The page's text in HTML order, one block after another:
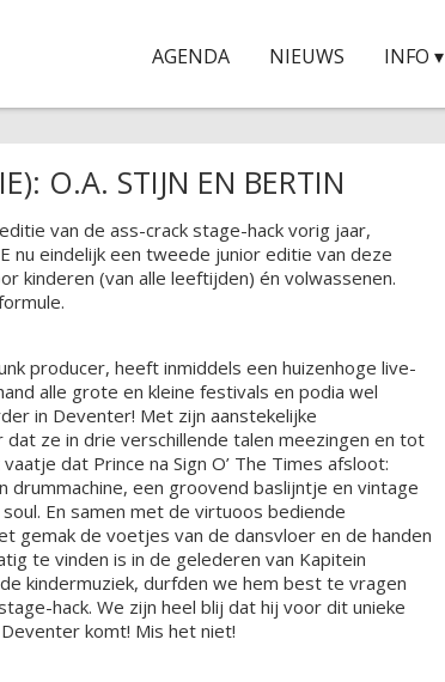
AGENDA NIEUWS INFO ▾
O.A. STIJN EN BERTIN
van de ass-crack stage-hack vorig jaar,
nu eindelijk een tweede junior editie van deze
kinderen (van alle leeftijden) én volwassenen.
producer, heeft inmiddels een huizenhoge live-
alle grote en kleine festivals en podia wel
in Deventer! Met zijn aanstekelijke
ze in drie verschillende talen meezingen en tot
dat Prince na Sign O’ The Times afsloot:
drummachine, een groovend baslijntje en vintage
En samen met de virtuoos bediende
gemak de voetjes van de dansvloer en de handen
te vinden is in de gelederen van Kapitein
kindermuziek, durfden we hem best te vragen
hack. We zijn heel blij dat hij voor dit unieke
komt! Mis het niet!